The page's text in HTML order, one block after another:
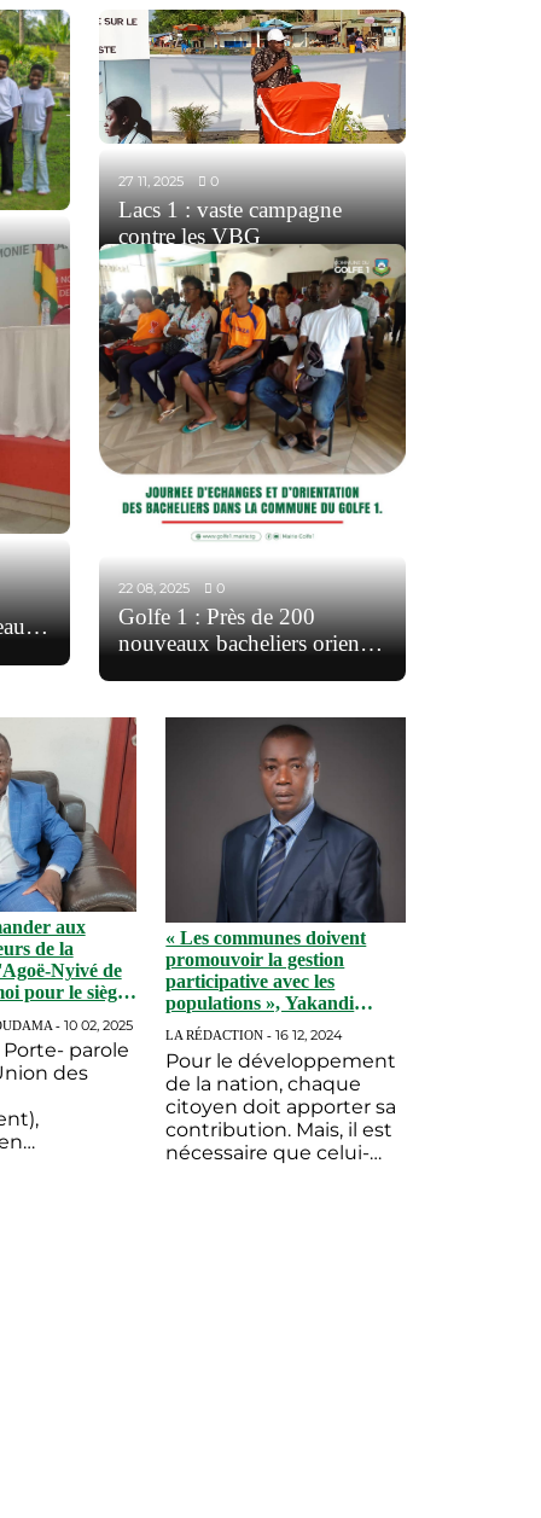
27 11, 2025 0
Lacs 1 : vaste campagne
contre les VBG
22 08, 2025 0
Golfe 1 : Près de 200
nouveaux bacheliers orientés
aux
de la
Nyivé de
pour le siège
de l'UFC
du 15
- 10 02, 2025
parole
des
« Les communes doivent
promouvoir la gestion
participative avec les
populations », Yakandi
Jérôme
LA RÉDACTION -16 12, 2024
Pour le développement
de la nation, chaque
citoyen doit apporter sa
contribution. Mais, il est
nécessaire que celui-